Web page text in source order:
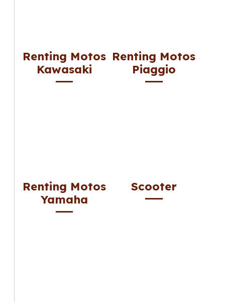
Renting Motos
Kawasaki
Renting Motos
Piaggio
Renting Motos
Yamaha
Scooter